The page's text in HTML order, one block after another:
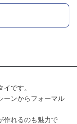
です。
ーンからフォーマル
作れるのも魅力で